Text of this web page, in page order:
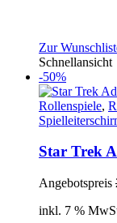
Zur
Schnellansicht
-50%
Rollenspiele,
Star Trek
Angebotspreis
inkl. 7 %